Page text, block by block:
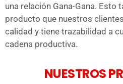
una relación Gana-Gana. Esto
producto que nuestros
calidad y tiene trazabilidad a
cadena productiva.
NUESTROS